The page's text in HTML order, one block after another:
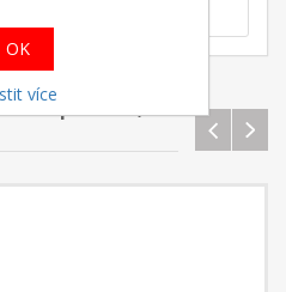
produkt,
OK
více